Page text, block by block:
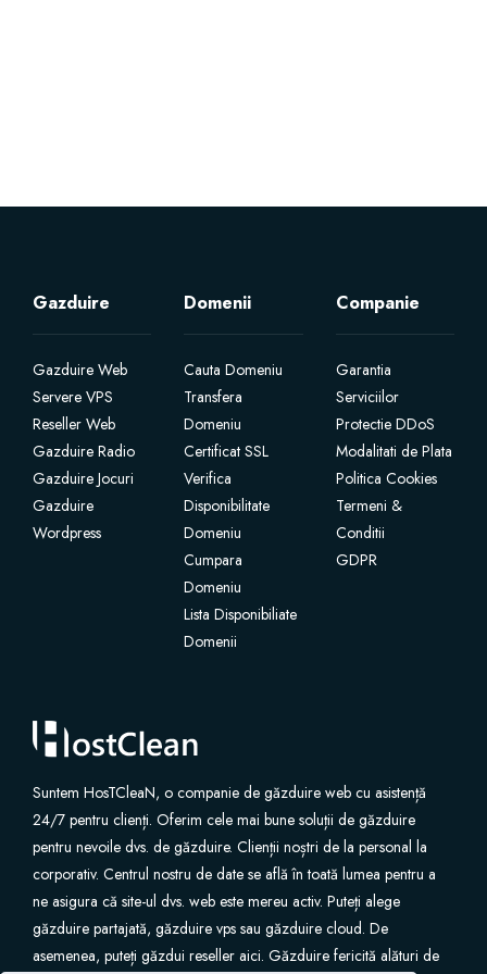
Licente cPanel WHM / WHMSonic
Servere Dedicate
Aplicatii Mobil
SSL Certificates
Website Backup
VPN
SEO Tools
Gazduire
Gazduire Web
Servere VPS
Reseller Web
Gazduire Radio
Gazduire Jocuri
Gazduire
Wordpress
Domenii
Cauta Domeniu
Transfera
Domeniu
Certificat SSL
Verifica
Disponibilitate
Domeniu
Cumpara
Domeniu
Lista Disponibiliate
Domenii
Companie
Garantia
Serviciilor
Protectie DDoS
Modalitati de Plata
Politica Cookies
Termeni &
Conditii
GDPR
Suntem HosTCleaN, o companie de găzduire web cu asistență
24/7 pentru clienți. Oferim cele mai bune soluții de găzduire
pentru nevoile dvs. de găzduire. Clienții noștri de la personal la
corporativ. Centrul nostru de date se află în toată lumea pentru a
ne asigura că site-ul dvs. web este mereu activ. Puteți alege
găzduire partajată, găzduire vps sau găzduire cloud. De
asemenea, puteți găzdui reseller aici. Găzduire fericită alături de